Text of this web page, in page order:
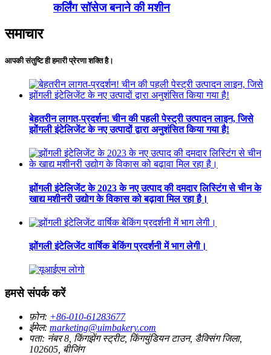
कर्लिंग सॉसेज बनाने की मशीन
समाचार
आपकी संतुष्टि ही हमारी प्रेरणा शक्ति है।
बेहतरीन लागत-प्रदर्शन! चीन की पहली पेस्ट्री उत्पादन लाइन, जिसे
झोंगली इंटेलिजेंट के नए उत्पादों द्वारा अनुशंसित किया गया है!
झोंगली इंटेलिजेंट के 2023 के नए उत्पाद की दमदार लिस्टिंग से चीन के
खाद्य मशीनरी उद्योग के विकास को बढ़ावा मिल रहा है।
झोंगली इंटेलिजेंट वार्षिक बेकिंग प्रदर्शनी में भाग लेगी।
हमसे संपर्क करें
फ़ोन: +86-010-61283677
ईमेल: marketing@uimbakery.com
पता: नंबर 8, किंगझेंग स्ट्रीट, किंगयुंडियन टाउन, डैक्सिंग जिला,
102605, बीजिंग